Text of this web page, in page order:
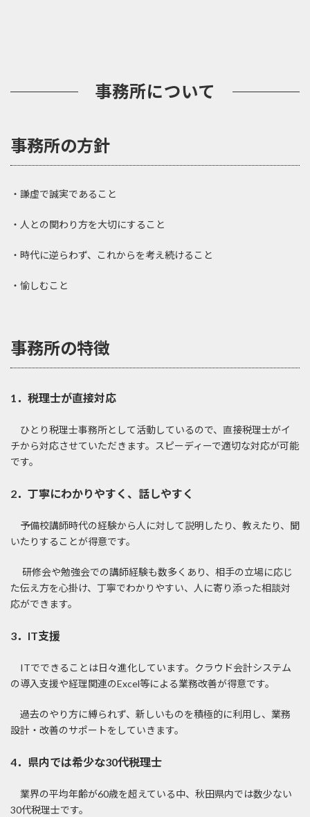
事務所について
事務所の方針
・謙虚で誠実であること
・人との関わり方を大切にすること
・時代に逆らわず、これからを考え続けること
・愉しむこと
事務所の特徴
1．税理士が直接対応
ひとり税理士事務所として活動しているので、直接税理士がイ
チから対応させていただきます。スピーディーで適切な対応が可能
です。
2．丁寧にわかりやすく、話しやすく
予備校講師時代の経験から人に対して説明したり、教えたり、聞
いたりすることが得意です。
研修会や勉強会での講師経験も数多くあり、相手の立場に応じ
た伝え方を心掛け、丁寧でわかりやすい、人に寄り添った相談対
応ができます。
3．IT支援
ITでできることは日々進化しています。クラウド会計システム
の導入支援や経理関連のExcel等による業務改善が得意です。
過去のやり方に縛られず、新しいものを積極的に利用し、業務
設計・改善のサポートをしていきます。
4．県内では希少な30代税理士
業界の平均年齢が60歳を超えている中、秋田県内では数少ない
30代税理士です。